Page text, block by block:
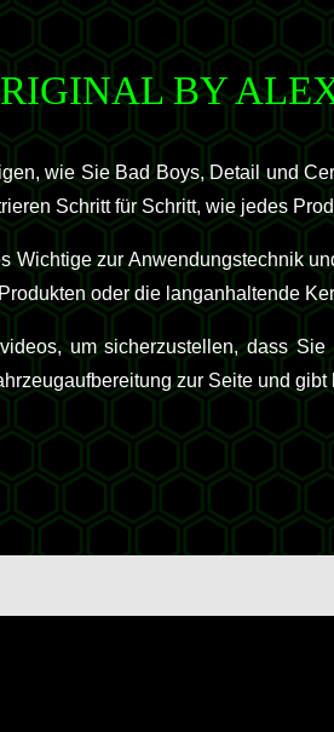
BY
wie Sie Bad Boys, Detail und
Schritt für Schritt, wie jedes
Wichtige zur Anwendungstechnik
oder die langanhaltende
um sicherzustellen, dass
zur Seite und